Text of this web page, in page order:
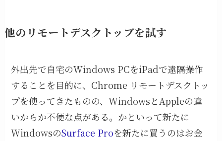
他のリモートデスクトップを試す
外出先で自宅のWindows PCをiPadで遠隔操作
することを目的に、Chrome リモートデスクトッ
プを使ってきたものの、WindowsとAppleの違
いからか不便な点がある。かといって新たに
WindowsのSurface Proを新たに買うのはお金